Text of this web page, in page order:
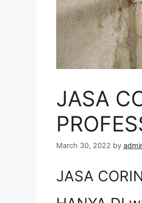
JASA
March 30, 2022 by
JASA